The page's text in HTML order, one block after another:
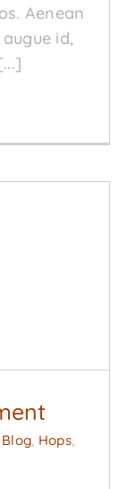
Aenean
id,
Blog, Hops,